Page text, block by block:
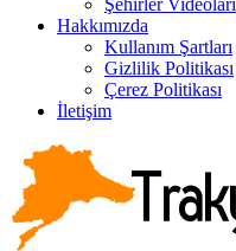
Hakkımızda
Kullanım Şartları
Gizlilik Politikası
Çerez Politikası
İletişim